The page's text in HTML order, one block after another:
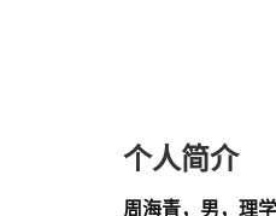
个人简介
周海青，男，理